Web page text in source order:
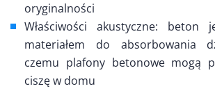
oryginalności
Właściwości akustyczne: beton
materiałem do absorbowania
czemu plafony betonowe mogą
ciszę w domu